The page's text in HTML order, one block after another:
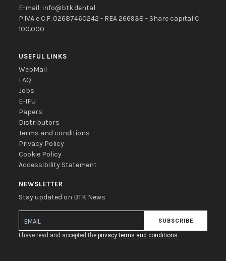
E-mail:info@btk.dental
P.IVA e C.F. 02687460242 - REA 266938 - Share capital €
100.000
USEFUL LINKS
WebMail
FAQ
Jobs
E-IFU
Papers
Distributors
Terms and conditions
Privacy Policy
Cookie Policy
Accessibility Statement
NEWSLETTER
Stay updated on BTK News
SUBSCRIBE
I have read and accepted theprivacy terms and conditions